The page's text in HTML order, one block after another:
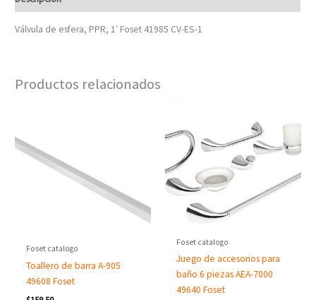
Válvula de esfera, PPR, 1′ Foset 41985 CV-ES-1
Productos relacionados
Foset catalogo
Toallero de barra A-905
49608 Foset
Foset catalogo
Juego de accesorios para
baño 6 piezas AEA-7000
49640 Foset